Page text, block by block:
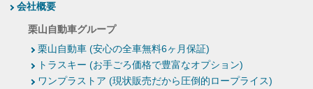
会社概要
栗山自動車グループ
栗山自動車 (安心の全車無料6ヶ月保証)
トラスキー (お手ごろ価格で豊富なオプション)
ワンプラストア (現状販売だから圧倒的ロープライス)